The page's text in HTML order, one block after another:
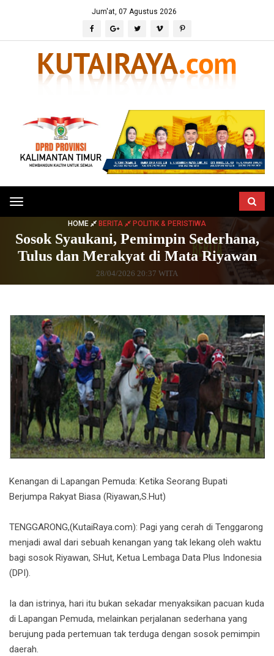
Jum'at, 07 Agustus 2026
Toggle
navigation
HOME BERITA POLITIK & PERISTIWA
Sosok Syaukani, Pemimpin Sederhana,
Tulus dan Merakyat di Mata Riyawan
28/04/2026 20:37 WITA
Kenangan di Lapangan Pemuda: Ketika Seorang Bupati
Berjumpa Rakyat Biasa (Riyawan,S.Hut)
TENGGARONG,(KutaiRaya.com): Pagi yang cerah di Tenggarong
menjadi awal dari sebuah kenangan yang tak lekang oleh waktu
bagi sosok Riyawan, SHut, Ketua Lembaga Data Plus Indonesia
(DPI).
Ia dan istrinya, hari itu bukan sekadar menyaksikan pacuan kuda
di Lapangan Pemuda, melainkan perjalanan sederhana yang
berujung pada pertemuan tak terduga dengan sosok pemimpin
daerah.